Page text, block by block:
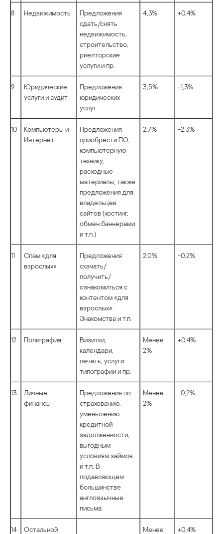
8 Недвижимость
Предложения
сдать/снять
недвижимость,
строительство,
риелторские
услуги и пр.
4,3% +0,4%
9
Юридические
услуги и аудит
Предложения
юридических
услуг
3,5% -1,3%
10
Компьютеры и
Интернет
Предложения
приобрести ПО,
компьютерную
технику,
расходные
материалы; также
предложения для
владельцев
сайтов (хостинг,
обмен баннерами
и т.п.)
2,7% -2,3%
11
Спам «для
взрослых»
Предложения
скачать/
получить/
ознакомиться с
контентом «для
взрослых».
Знакомства и т.п.
2,0% -0,2%
12 Полиграфия
Визитки,
календари,
печать, услуги
типографии и пр.
Менее
2%
+0,4%
13
Личные
финансы
Предложения по
страхованию,
уменьшению
кредитной
задолженности,
выгодным
условиям займов
и т.п. В
подавляющем
большинстве
англоязычные
письма.
Менее
2%
-0,2%
14 Остальной Менее +0,4%